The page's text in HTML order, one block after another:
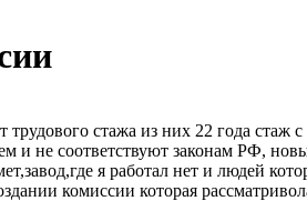
стажа из них 22 года
не соответствуют законам РФ,
я работал нет и людей
комиссии которая